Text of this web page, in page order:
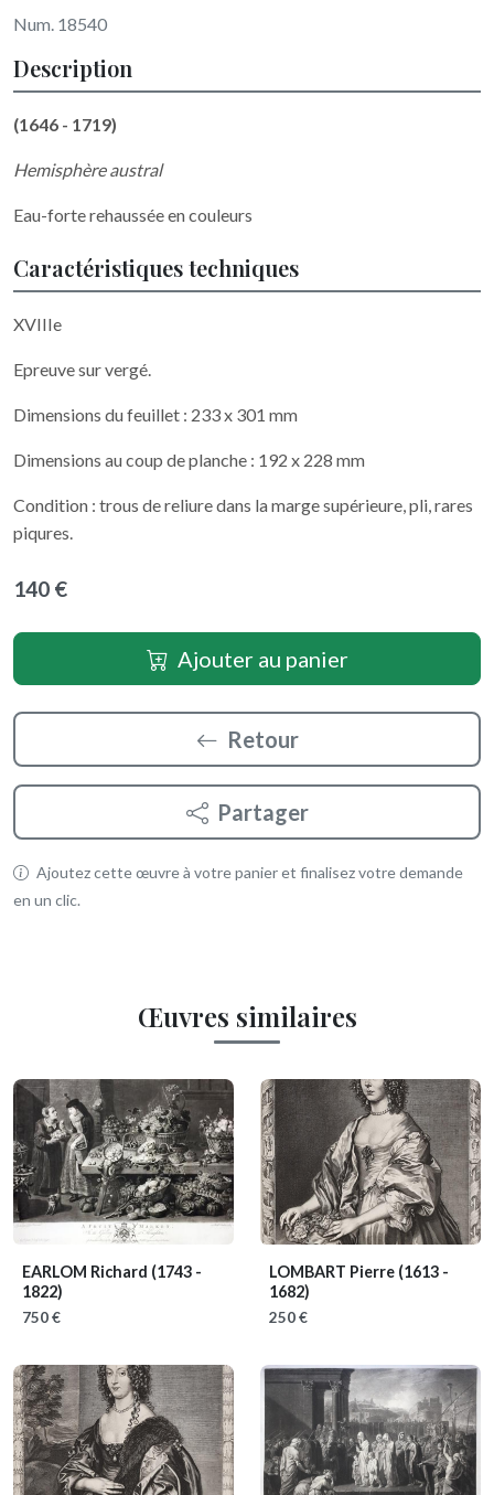
Num. 18540
Description
(1646 - 1719)
Hemisphère austral
Eau-forte rehaussée en couleurs
Caractéristiques techniques
XVIIIe
Epreuve sur vergé.
Dimensions du feuillet : 233 x 301 mm
Dimensions au coup de planche : 192 x 228 mm
Condition : trous de reliure dans la marge supérieure, pli, rares
piqures.
140 €
Ajouter au panier
Retour
Partager
Ajoutez cette œuvre à votre panier et finalisez votre demande
en un clic.
Œuvres similaires
EARLOM Richard (1743 -
1822)
750 €
LOMBART Pierre (1613 -
1682)
250 €